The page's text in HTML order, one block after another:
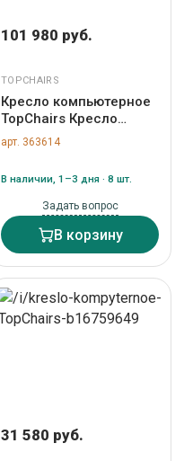
101 980 руб.
TOPCHAIRS
Кресло компьютерное
TopChairs Кресло
руководителя
TopChairs Viking NEW
УТ000039423
арт. 363614
В наличии, 1–3 дня · 8 шт.
Задать вопрос
В корзину
31 580 руб.